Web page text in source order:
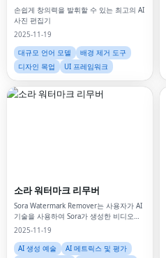
손쉽게 창의력을 발휘할 수 있는 최고의 AI
사진 편집기
2025-11-19
대규모 언어 모델
배경 제거 도구
디자인 목업
UI 프레임워크
소라 워터마크 리무버
Sora Watermark Remover는 사용자가 AI
기술을 사용하여 Sora가 생성한 비디오에
서 워터마크를 제거할 수 있는 웹 애플리케
2025-11-19
AI 생성 예술
AI 메트릭스 및 평가